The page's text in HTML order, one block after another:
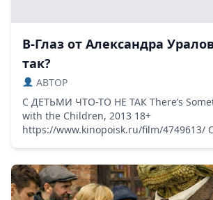
В-Глаз от Александра
так?
ABTOP
С ДЕТЬМИ ЧТО-ТО НЕ ТАК There’s
with the Children, 2013 18+
https://www.kinopoisk.ru/film/4749613/